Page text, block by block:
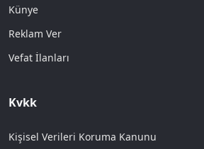
Künye
Reklam Ver
Vefat İlanları
Kvkk
Kişisel Verileri Koruma Kanunu